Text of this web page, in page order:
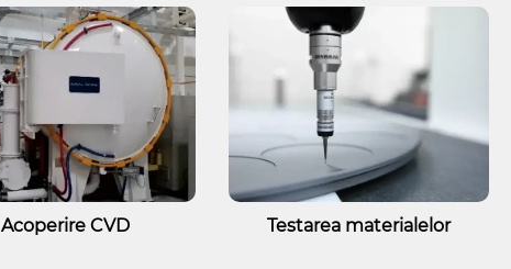
Acoperire CVD Testarea materialelor